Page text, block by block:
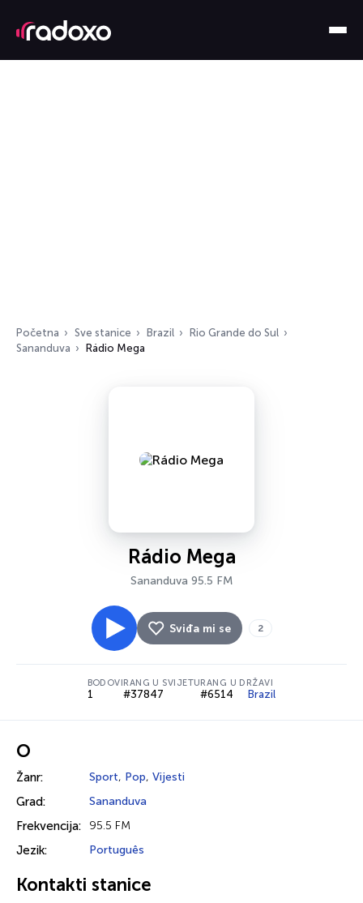
Početna Sve stanice Brazil
Rio Grande do Sul
Sananduva
Rádio Mega
Rádio Mega
Sananduva 95.5 FM
Sviđa mi se 2
BODOVI
1
RANG U SVIJETU
#37847
RANG U DRŽAVI
#6514 Brazil
O
Žanr: Sport, Pop, Vijesti
Grad: Sananduva
Frekvencija: 95.5 FM
Jezik: Português
Kontakti stanice